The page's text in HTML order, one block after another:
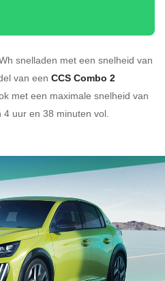
snelladen met een snelheid van
van een CCS Combo 2
met een maximale snelheid van
4 uur en 38 minuten vol.